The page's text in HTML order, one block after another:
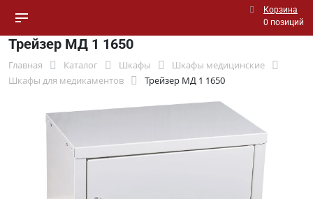
Корзина
0 позиций
Трейзер МД 1 1650
Главная Каталог Шкафы
Шкафы медицинские
Шкафы для медикаментов
Трейзер МД 1 1650